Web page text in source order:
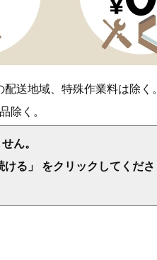
送地域、特殊作業料は除く。
除く。
ん。
る」 をクリックしてくださ